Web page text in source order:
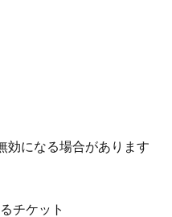
効になる場合があります
チケット